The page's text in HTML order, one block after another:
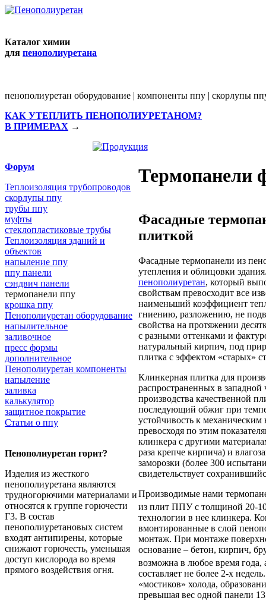
Каталог химии
для пенополиуретана
пенополиуретан оборудование | компоненты ппу | скорлупы
КАК УТЕПЛИТЬ ПЕНОПОЛИУРЕТАНОМ?
В ПРИМЕРАХ →
Форум
Теплоизоляция трубопроводов
скорлупы ппу
трубы ппу
муфты
стеклопластиковые трубы
Теплоизоляция зданий и
объектов
напыление ппу
ппу панели
сэндвич панели
термопанели ппу
крошка ппу
Пенополиуретан оборудование
напылительное
заливочное
пресс формы
дополнительное
Пенополиуретан компоненты
напыление
заливка
калькулятор
защитное покрытие
Статьи о ппу
Пенополиуретан горит?
Изделия из жесткого
пенополиуретана являются
трудногорючими материалами и
относятся к группе горючести
Г3. В состав
пенополиуретановых систем
входят антипирены, которые
снижают горючесть, уменьшая
доступ кислорода во время
прямого воздействия огня.
Термопанели
Фасадные
плиткой
Фасадные термопанели из
утепления и облицовки
пенополиуретан, который
свойствам превосходит все
наименьший коэффициент
гниению, разложению, не
свойства на протяжении
с разными оттенками и
натуральный кирпич, под
плитка с эффектом «старых»
Клинкерная плитка для
распространенных в
производства качественной
последующий обжиг при
устойчивость к механическим
превосходя по этим
клинкера с другими
раза крепче кирпича) и
заморозки (более 300
свидетельствует
Производимые нами
из плит ППУ с толщиной 20-
технологии в нее клинкера.
вмонтированные в слой
монтаж. При монтаже
основание – бетон, кирпич,
возможна в любое время года,
составляет не более 2-х
«мостиков» холода,
превышая вес одной панели 13